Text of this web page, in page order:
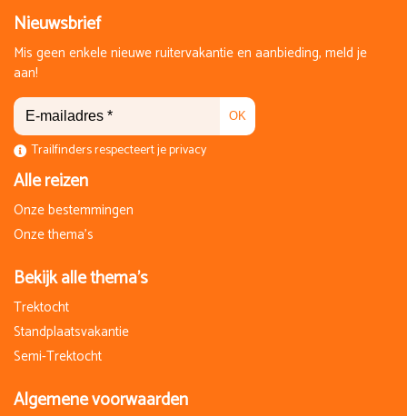
Nieuwsbrief
Mis geen enkele nieuwe ruitervakantie en aanbieding, meld je
aan!
OK
Trailfinders respecteert je privacy
Alle reizen
Onze bestemmingen
Onze thema's
Bekijk alle thema's
Trektocht
Standplaatsvakantie
Semi-Trektocht
Algemene voorwaarden